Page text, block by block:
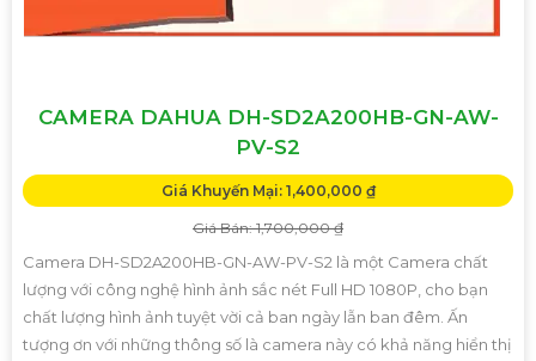
CAMERA DAHUA DH-SD2A200HB-GN-AW-
PV-S2
Giá Khuyến Mại: 1,400,000 ₫
Giá Bán: 1,700,000 ₫
Camera DH-SD2A200HB-GN-AW-PV-S2 là một Camera chất
lượng với công nghệ hình ảnh sắc nét Full HD 1080P, cho bạn
chất lượng hình ảnh tuyệt vời cả ban ngày lẫn ban đêm. Ấn
tượng ơn với những thông số là camera này có khả năng hiển thị